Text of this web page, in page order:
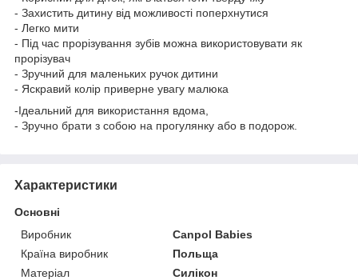
- Захистить дитину від можливості поперхнутися
- Легко мити
- Під час прорізування зубів можна використовувати як
прорізувач
- Зручний для маленьких ручок дитини
- Яскравий колір приверне увагу малюка
-Ідеальний для використання вдома,
- Зручно брати з собою на прогулянку або в подорож.
Характеристики
Основні
Виробник
Canpol Babies
Країна виробник
Польща
Матеріал
Силікон